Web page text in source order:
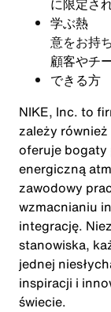
に限定さ
学ぶ熱
意をお持
顧客やチ
できる方
NIKE, Inc. to
zależy
oferuje bogaty
energiczną
zawodowy
wzmacnianiu
integrację.
stanowiska,
jednej
inspiracji i
świecie.